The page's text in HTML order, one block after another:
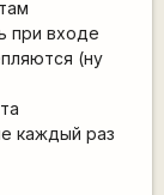
при входе
(ну
каждый раз